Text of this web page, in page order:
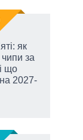
як
чипи за
що
2027-